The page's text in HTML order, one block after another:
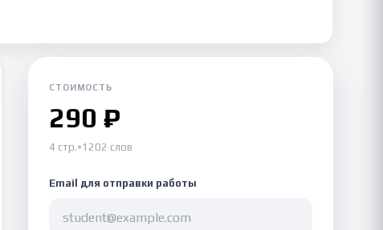
СТОИМОСТЬ
290 ₽
4 стр.•1202 слов
Email для отправки работы